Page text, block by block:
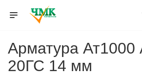
Арматура Ат1000
20ГС 14 мм